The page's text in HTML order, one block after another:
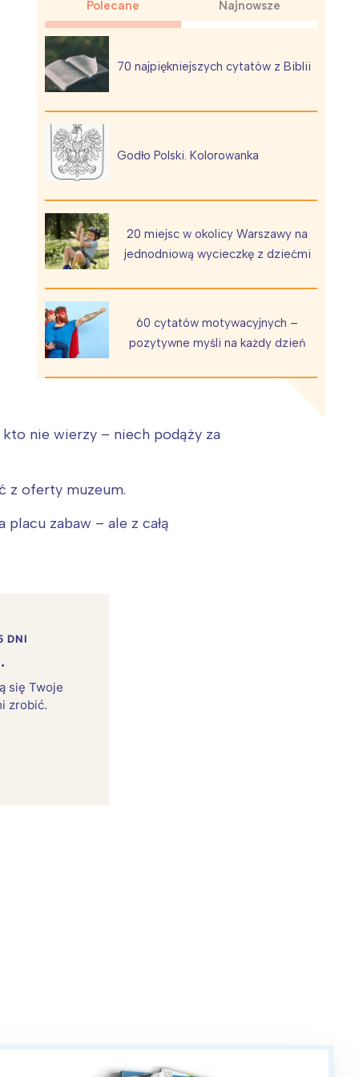
Polecane Najnowsze
70 najpiękniejszych cytatów z Biblii
Godło Polski. Kolorowanka
20 miejsc w okolicy Warszawy na
jednodniową wycieczkę z dziećmi
60 cytatów motywacyjnych –
pozytywne myśli na każdy dzień
nie wierzy – niech podąży za
z oferty muzeum.
zabaw – ale z całą
DNI
się Twoje
zrobić.